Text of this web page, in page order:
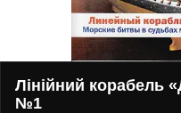
Лінійний корабель
№1